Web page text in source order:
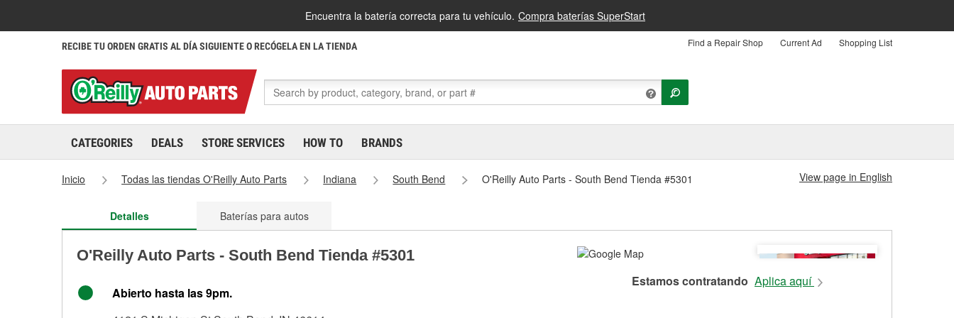
Encuentra la batería correcta para tu vehículo. Compra baterías SuperStart
RECIBE TU ORDEN GRATIS AL DÍA SIGUIENTE O RECÓGELA EN LA TIENDA Find a Repair Shop Current Ad Shopping List
CATEGORIES DEALS STORE SERVICES HOW TO BRANDS
Inicio Todas las tiendas O'Reilly Auto Parts Indiana South Bend O'Reilly Auto Parts - South Bend Tienda #5301 View page in English
Detalles Baterías para autos
O'Reilly Auto Parts - South Bend Tienda #5301
Abierto hasta las 9pm.
Estamos contratando Aplica aquí